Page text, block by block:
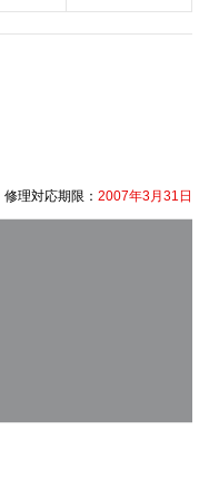
修理対応期限： 2007年3月31日